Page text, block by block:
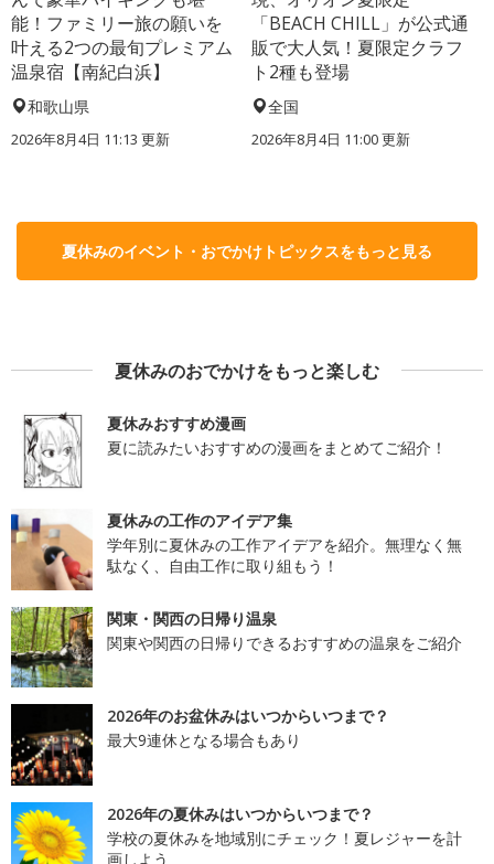
能！ファミリー旅の願いを
叶える2つの最旬プレミアム
温泉宿【南紀白浜】
和歌山県
2026年8月4日 11:13 更新
「BEACH CHILL」が公式通
販で大人気！夏限定クラフ
ト2種も登場
全国
2026年8月4日 11:00更新
夏休みのイベント・おでかけトピックスをもっと見る
夏休みのおでかけをもっと楽しむ
夏休みおすすめ漫画
夏に読みたいおすすめの漫画をまとめてご紹介！
夏休みの工作のアイデア集
学年別に夏休みの工作アイデアを紹介。無理なく無
駄なく、自由工作に取り組もう！
関東・関西の日帰り温泉
関東や関西の日帰りできるおすすめの温泉をご紹介
2026年のお盆休みはいつからいつまで？
最大9連休となる場合もあり
2026年の夏休みはいつからいつまで？
学校の夏休みを地域別にチェック！夏レジャーを計
画しよう